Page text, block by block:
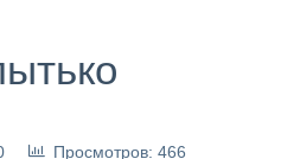
Просмотров: 466